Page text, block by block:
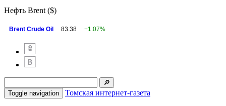
Нефть Brent ($)
Brent Crude Oil 83.38 +1.07%
Toggle navigation Томская интернет-газета